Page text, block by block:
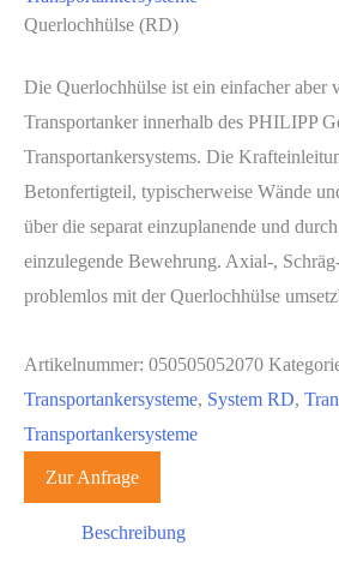
Querlochhülse (RD)
Die Querlochhülse ist ein einfacher aber
Transportanker innerhalb des PHILIPP
Transportankersystems. Die
Betonfertigteil, typischerweise Wände
über die separat einzuplanende und
einzulegende Bewehrung. Axial-,
problemlos mit der Querlochhülse
Artikelnummer: 050505052070
Transportankersysteme, System RD,
Transportankersysteme
Zur Anfrage
Beschreibung